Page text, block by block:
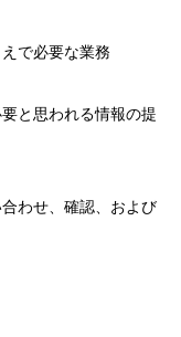
で必要な業務
と思われる情報の提
わせ、確認、および